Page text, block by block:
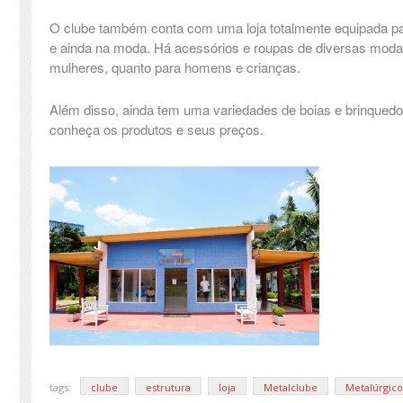
O clube também conta com uma loja totalmente equipada
e ainda na moda. Há acessórios e roupas de diversas
mulheres, quanto para homens e crianças.
Além disso, ainda tem uma variedades de boias e
conheça os produtos e seus preços.
tags: clube estrutura loja Metalclube